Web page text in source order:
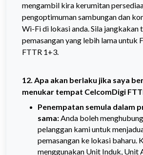
mengambil kira kerumitan
pengoptimuman sambungan dan
Wi-Fi di lokasi anda. Sila jangkakan
pemasangan yang lebih lama untuk
FTTR 1+3.
12. Apa akan berlaku jika saya
menukar tempat CelcomDigi
Penempatan semula dalam
sama:Anda boleh
pelanggan kami untuk
pemasangan ke lokasi baharu.
menggunakan Unit Induk, Unit